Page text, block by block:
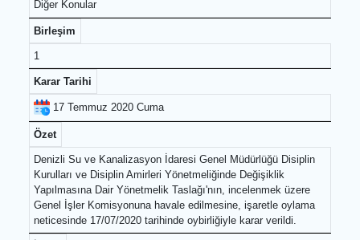
Konu
Diğer Konular
Birleşim
1
Karar Tarihi
17 Temmuz 2020 Cuma
Özet
Denizli Su ve Kanalizasyon İdaresi Genel Müdürlüğü Disiplin
Kurulları ve Disiplin Amirleri Yönetmeliğinde Değişiklik